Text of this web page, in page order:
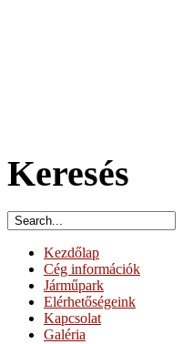
Keresés
Kezdőlap
Cég információk
Járműpark
Elérhetőségeink
Kapcsolat
Galéria